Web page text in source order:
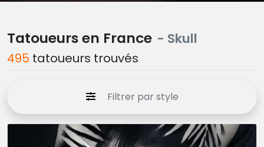
Tatoueurs en France - Skull
495 tatoueurs trouvés
Filtrer par style